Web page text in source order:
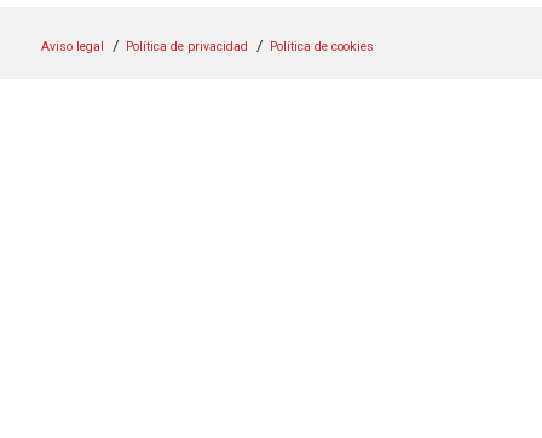
Aviso legal Política de privacidad Política de cookies